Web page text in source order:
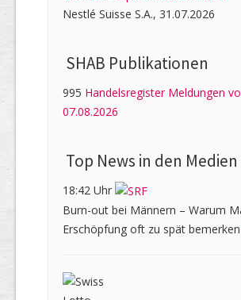
Nestlé Suisse S.A., 31.07.2026
SHAB Publi­kati­onen
995 Handelsregister Meldungen
07.08.2026
Top News in den Medien
18:42 Uhr
Burn-out bei Männern – Warum
Erschöpfung oft zu spät bemerken